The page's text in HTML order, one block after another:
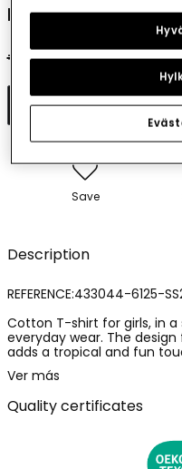
Lilac cotton girl?s
€19.95 €9.95
Save
Description
REFERENCE:433044-6125-
Cotton T-shirt for girls, in
everyday wear. The
adds a tropical and fun
sleeves, it is ideal for the
from 2 to 14 years, it
is comfortable and
the skin. A versatile
Ver más
Quality certificates